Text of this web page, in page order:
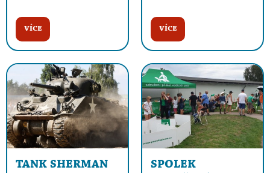
VÍCE VÍCE
TANK SHERMAN
SPOLEK